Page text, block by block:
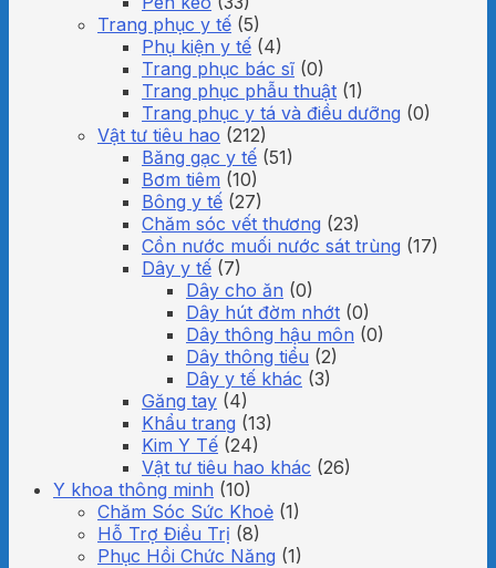
Trang phục y tế (5)
Phụ kiện y tế (4)
Trang phục bác sĩ (0)
Trang phục phẫu thuật (1)
Trang phục y tá và điều dưỡng (0)
Vật tư tiêu hao (212)
Băng gạc y tế (51)
Bơm tiêm (10)
Bông y tế (27)
Chăm sóc vết thương (23)
Cồn nước muối nước sát trùng (17)
Dây y tế (7)
Dây cho ăn (0)
Dây hút đờm nhớt (0)
Dây thông hậu môn (0)
Dây thông tiểu (2)
Dây y tế khác (3)
Găng tay (4)
Khẩu trang (13)
Kim Y Tế (24)
Vật tư tiêu hao khác (26)
Y khoa thông minh (10)
Chăm Sóc Sức Khoẻ (1)
Hỗ Trợ Điều Trị (8)
Phục Hồi Chức Năng (1)